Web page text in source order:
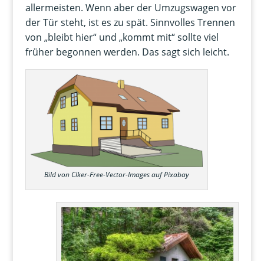
allermeisten. Wenn aber der Umzugswagen vor
der Tür steht, ist es zu spät. Sinnvolles Trennen
von „bleibt hier“ und „kommt mit“ sollte viel
früher begonnen werden. Das sagt sich leicht.
Bild von Clker-Free-Vector-Images auf Pixabay